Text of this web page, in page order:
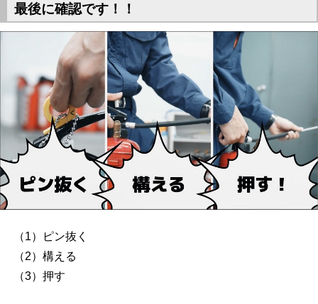
最後に確認です！！
（1）ピン抜く
（2）構える
（3）押す